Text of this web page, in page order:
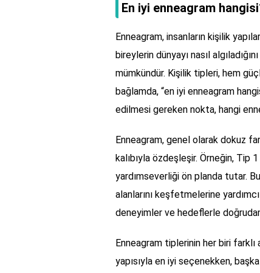
En iyi enneagram
Enneagram, insanların kişilik
bireylerin dünyayı nasıl
mümkündür. Kişilik tipleri, hem
bağlamda, “en iyi enneagram
edilmesi gereken nokta, hangi
Enneagram, genel olarak dokuz
kalıbıyla özdeşleşir. Örneğin,
yardımseverliği ön planda tutar.
alanlarını keşfetmelerine
deneyimler ve hedeflerle
Enneagram tiplerinin her biri farklı
yapısıyla en iyi seçenekken,